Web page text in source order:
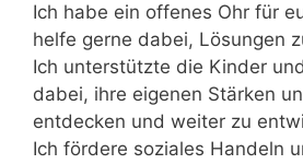
Ich habe ein offenes Ohr für
helfe gerne dabei, Lösungen
Ich unterstützte die Kinder
dabei, ihre eigenen Stärken
entdecken und weiter zu
Ich fördere soziales Handeln